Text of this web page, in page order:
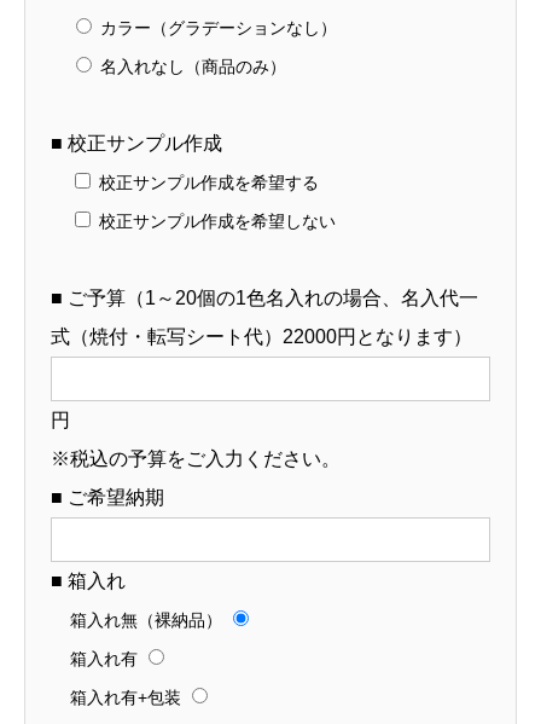
カラー（グラデーションなし）
名入れなし（商品のみ）
■ 校正サンプル作成
校正サンプル作成を希望する
校正サンプル作成を希望しない
■ ご予算（1～20個の1色名入れの場合、名入代一
式（焼付・転写シート代）22000円となります）
円
※税込の予算をご入力ください。
■ ご希望納期
■ 箱入れ
箱入れ無（裸納品）
箱入れ有
箱入れ有+包装